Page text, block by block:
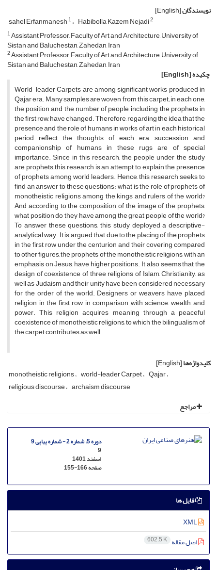
نویسندگان[English]
sahel Erfanmanesh1 Habibolla Kazem Nejadi2
1Assistant Professor, Faculty of Art and Architecture, University of
Sistan and Baluchestan, Zahedan, Iran
2Assistant Professor, Faculty of Art and Architecture, University of
Sistan and Baluchestan, Zahedan, Iran
چکیده[English]
World-leader Carpets are among significant works produced in
Qajar era. Many samples are woven from this carpet; in each one,
the position and the number of people, including the prophets in
the first row, have changed. Therefore, regarding the idea that the
presence and the role of humans in works of art in each historical
period reflect the thoughts of each era, succession and
companionship of humans in these rugs are of special
importance. Since in this research, the people under the study
are prophets, this research is an attempt to explain the presence
of prophets among world leaders. Hence, this research seeks to
find an answer to these questions: what is the role of prophets of
monotheistic religions among the kings and rulers of the world?
And according to the composition of the image of the prophets,
what position do they have among the great people of the world?
To answer these questions, this study deployed a descriptive-
analytical way. It is argued that due to the placing of the prophets
in the first row under the centurion and their covering compared
to other figures, the prophets of the monotheistic religions, with an
emphasis on Jesus, have higher positions. It also seems that the
design of coexistence of three religions of Islam, Christianity, as
well as Judaism and their unity have been considered necessary
for the order of the world. Designers or weavers have placed
religion in the first row in comparison with science, wealth, and
power. This religion acquires meaning through a peaceful
coexistence of monotheistic religions, to which the bilingualism of
the carpet contributes as well.
کلیدواژه‌ها[English]
monotheistic religions world-leader Carpet Qajar
religious discourse archaism discourse
مراجع
دوره 5، شماره 2 - شماره پیاپی 9
9
اسفند 1401
صفحه155-166
فایل ها
اصل مقاله 602.5 K